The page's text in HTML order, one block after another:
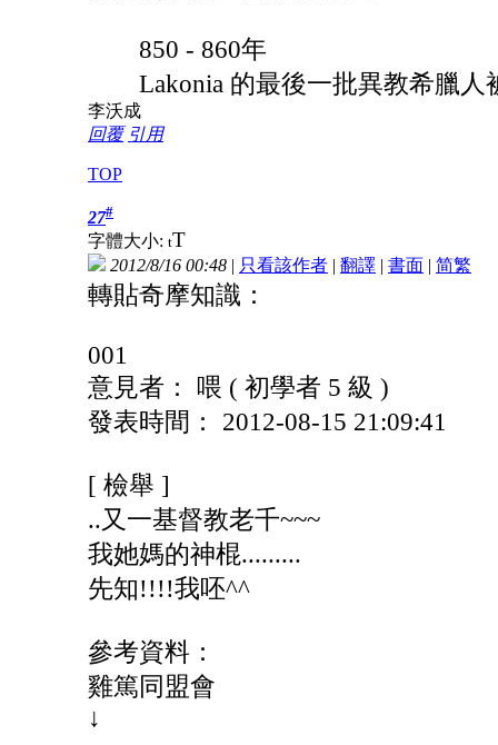
850 - 860年
Lakonia 的最後一批異教希臘人
李沃成
回覆 引用
TOP
27#
字體大小: tT
2012/8/16 00:48 | 只看該作者 | 翻譯 | 書面 | 简繁
轉貼奇摩知識：
001
意見者： 喂 ( 初學者 5 級 )
發表時間： 2012-08-15 21:09:41
[ 檢舉 ]
..又一基督教老千~~~
我她媽的神棍.........
先知!!!!我呸^^
參考資料：
雞篤同盟會
↓